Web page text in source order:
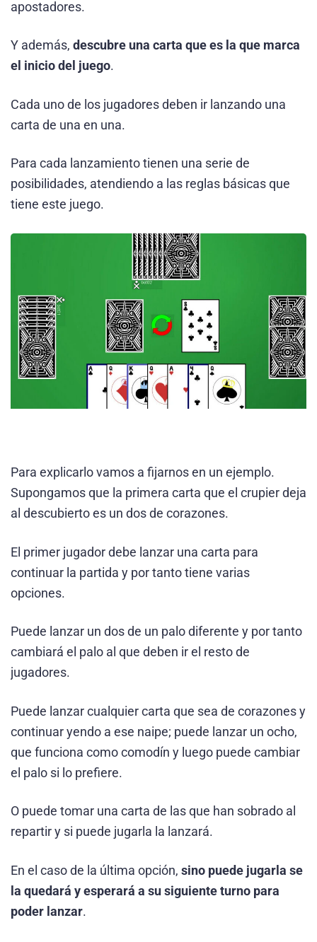
apostadores.
Y además, descubre una carta que es la que marca
el inicio del juego.
Cada uno de los jugadores deben ir lanzando una
carta de una en una.
Para cada lanzamiento tienen una serie de
posibilidades, atendiendo a las reglas básicas que
tiene este juego.
Para explicarlo vamos a fijarnos en un ejemplo.
Supongamos que la primera carta que el crupier deja
al descubierto es un dos de corazones.
El primer jugador debe lanzar una carta para
continuar la partida y por tanto tiene varias
opciones.
Puede lanzar un dos de un palo diferente y por tanto
cambiará el palo al que deben ir el resto de
jugadores.
Puede lanzar cualquier carta que sea de corazones y
continuar yendo a ese naipe; puede lanzar un ocho,
que funciona como comodín y luego puede cambiar
el palo si lo prefiere.
O puede tomar una carta de las que han sobrado al
repartir y si puede jugarla la lanzará.
En el caso de la última opción, sino puede jugarla se
la quedará y esperará a su siguiente turno para
poder lanzar.